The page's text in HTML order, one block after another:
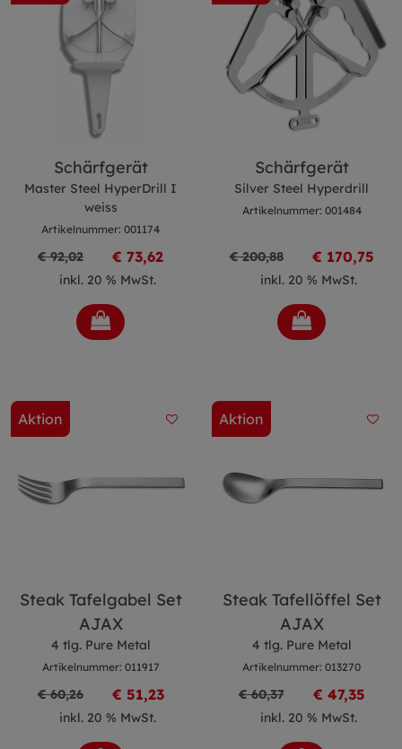
Schärfgerät
Master Steel HyperDrill I
weiss
Artikelnummer: 001174
€ 92,02 € 73,62
inkl. 20 % MwSt.
Schärfgerät
Silver Steel Hyperdrill
Artikelnummer: 001484
€ 200,88 € 170,75
inkl. 20 % MwSt.
Aktion
Steak Tafelgabel Set
AJAX
4 tlg. Pure Metal
Artikelnummer: 011917
€ 60,26 € 51,23
inkl. 20 % MwSt.
Aktion
Steak Tafellöffel Set
AJAX
4 tlg. Pure Metal
Artikelnummer: 013270
€ 60,37 € 47,35
inkl. 20 % MwSt.